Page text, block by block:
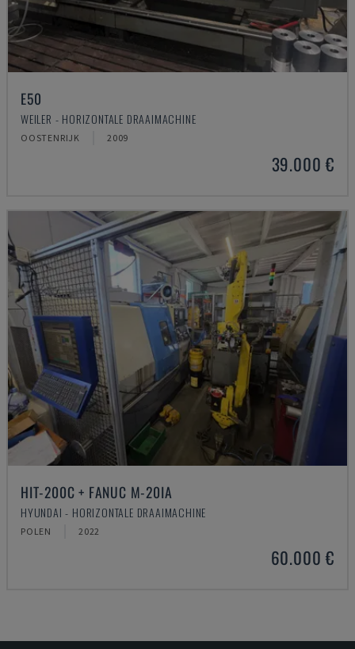
E50
WEILER - HORIZONTALE DRAAIMACHINE
OOSTENRIJK 2009
39.000 €
HIT-200C + FANUC M-20IA
HYUNDAI - HORIZONTALE DRAAIMACHINE
POLEN 2022
60.000 €